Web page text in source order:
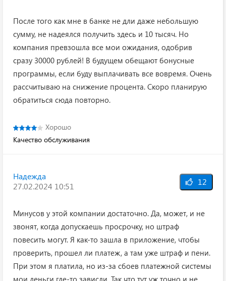
После того как мне в банке не дли даже небольшую
сумму, не надеялся получить здесь и 10 тысяч. Но
компания превзошла все мои ожидания, одобрив
сразу 30000 рублей! В будущем обещают бонусные
программы, если буду выплачивать все вовремя. Очень
рассчитываю на снижение процента. Скоро планирую
обратиться сюда повторно.
Хорошо
Качество обслуживания
Надежда
27.02.2024 10:51
12
Минусов у этой компании достаточно. Да, может, и не
звонят, когда допускаешь просрочку, но штраф
повесить могут. Я как-то зашла в приложение, чтобы
проверить, прошел ли платеж, а там уже штраф и пени.
При этом я платила, но из-за сбоев платежной системы